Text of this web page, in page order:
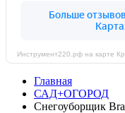
Главная
САД+ОГОРОД
Снегоуборщик